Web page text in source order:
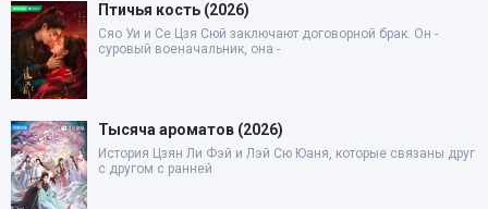
Птичья кость (2026)
Сяо Уи и Се Цзя Сюй заключают договорной брак. Он -
суровый военачальник, она -
Тысяча ароматов (2026)
История Цзян Ли Фэй и Лэй Сю Юаня, которые связаны друг
с другом с ранней